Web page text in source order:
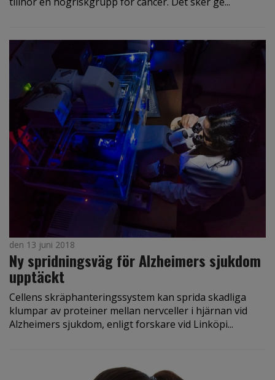
den 13 juni 2018
Ny spridningsväg för Alzheimers sjukdom
upptäckt
Cellens skräphanteringssystem kan sprida skadliga
klumpar av proteiner mellan nervceller i hjärnan vid
Alzheimers sjukdom, enligt forskare vid Linköpi...